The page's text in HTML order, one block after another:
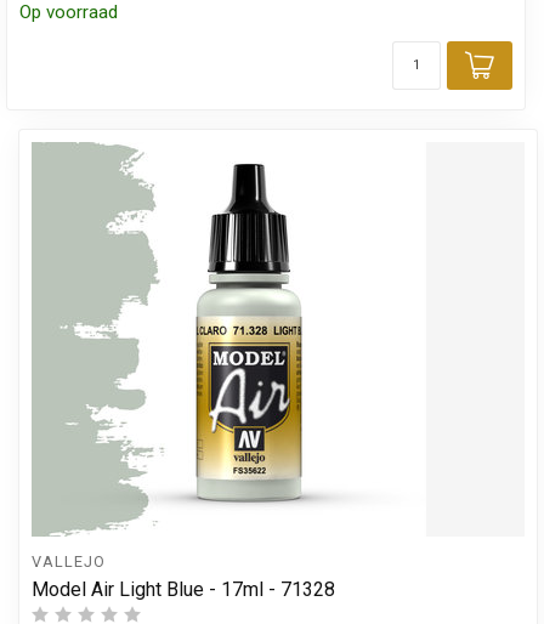
Op voorraad
VALLEJO
Model Air Light Blue - 17ml - 71328